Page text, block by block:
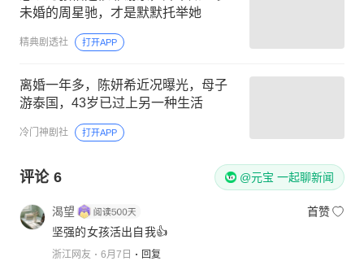
未婚的周星驰，才是默默托举她
精典剧透社 打开APP
离婚一年多，陈妍希近况曝光，母子
游泰国，43岁已过上另一种生活
冷门神剧社 打开APP
评论 6 @元宝 一起聊新闻
渴望
首赞
坚强的女孩活出自我👍
浙江网友 6月7日 回复